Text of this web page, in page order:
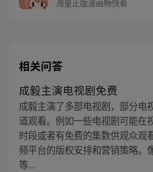
海量正版漫画畅快看
相关问答
成毅主演电视剧免费
成毅主演了多部电视剧，部分电
道观看。例如一些电视剧可能在
时段或者有免费的集数供观众观
频平台的版权安排和营销策略。
等...